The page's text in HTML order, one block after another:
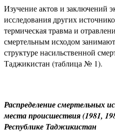
Изучение актов и заключений
исследования других
термическая травма и
смертельным исходом
структуре насильственной
Таджикистан (таблица № 1).
Распределение смертельных
места происшествия (1981,
Республике Таджикистан